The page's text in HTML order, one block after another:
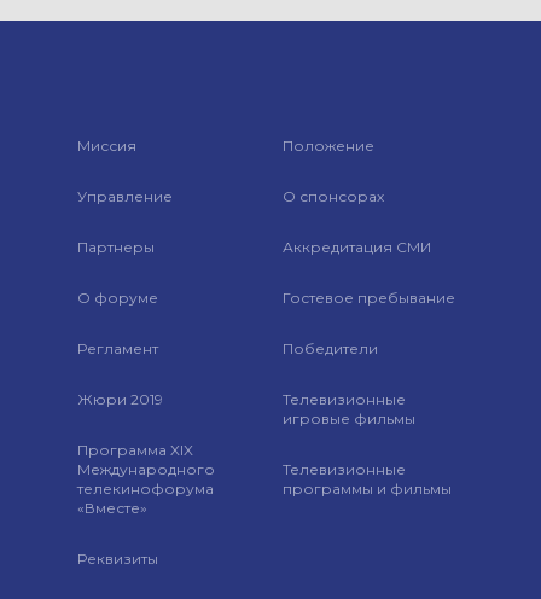
Миссия
Управление
Партнеры
О форуме
Регламент
Жюри 2019
Программа XIX
Международного
телекинофорума
«Вместе»
Реквизиты
Положение
О спонсорах
Аккредитация СМИ
Гостевое пребывание
Победители
Телевизионные
игровые фильмы
Телевизионные
программы и фильмы